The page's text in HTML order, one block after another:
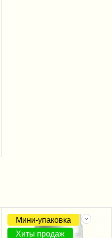
Мини-упаковка
Хиты продаж